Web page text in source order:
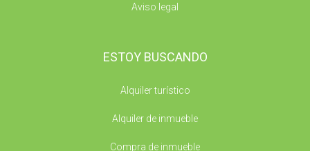
Aviso legal
ESTOY BUSCANDO
Alquiler turístico
Alquiler de inmueble
Compra de inmueble